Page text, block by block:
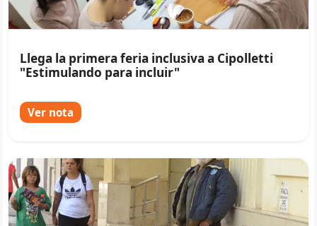
Llega la primera feria inclusiva a Cipolletti
"Estimulando para incluir"
Ver nota